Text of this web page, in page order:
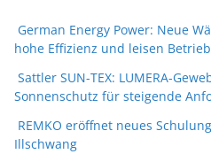
German Energy Power: Neue
hohe Effizienz und leisen Betrieb
Sattler SUN-TEX: LUMERA-
Sonnenschutz für steigende
REMKO eröffnet neues
Illschwang